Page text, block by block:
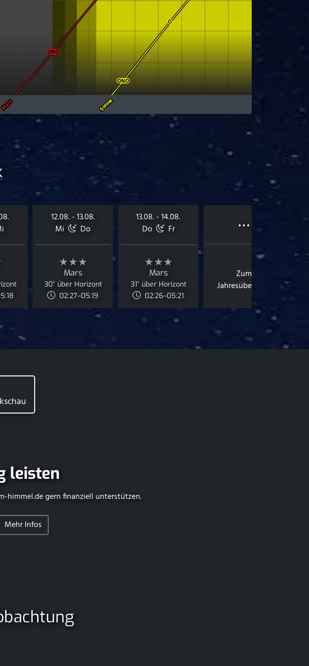
12.08. - 13.08.
Mi
Do
★★★
Mars
30° über Horizont
02:27–05:19
13.08. - 14.08.
Do
Fr
★★★
Mars
31° über Horizont
02:26–05:21
…
Zum
Jahresüberblick
leisten
himmel.degern finanziell unterstützen.
Mehr Infos